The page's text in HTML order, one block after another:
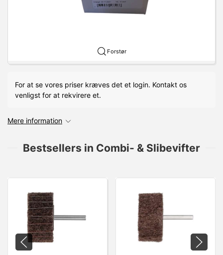
Forstør
For at se vores priser kræves det et login. Kontakt os
venligst for at rekvirere et.
Mere information
Bestsellers in Combi- & Slibevifter